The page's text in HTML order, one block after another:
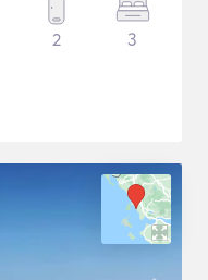
2 3